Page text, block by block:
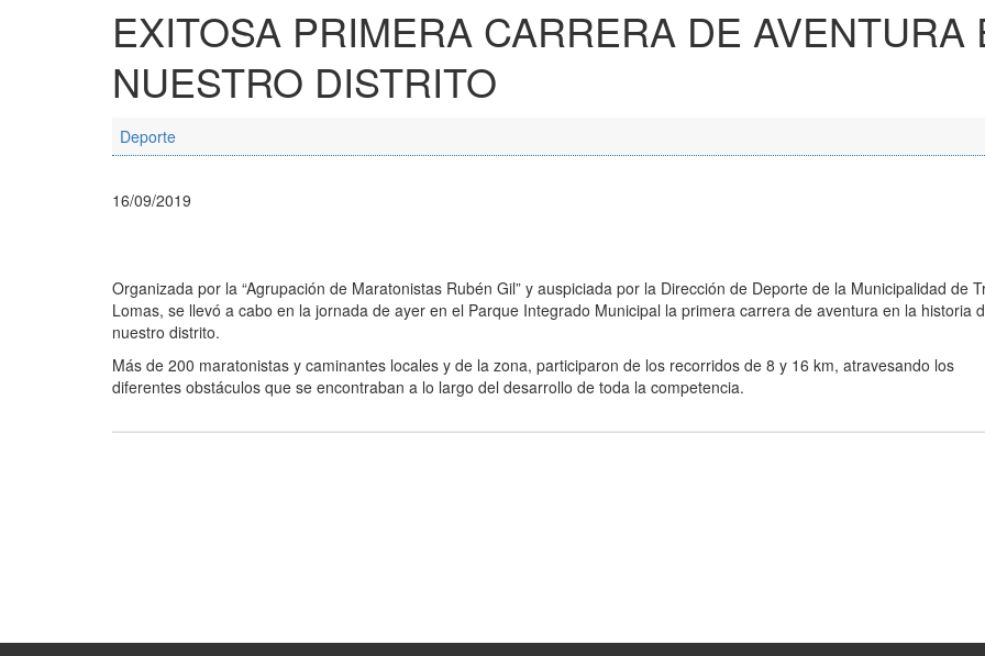
EXITOSA PRIMERA CARRERA DE AVENTURA
NUESTRO DISTRITO
Deporte
16/09/2019
Organizada por la “Agrupación de Maratonistas Rubén Gil” y auspiciada por la Dirección de Deporte de la Municipalidad de
Lomas, se llevó a cabo en la jornada de ayer en el Parque Integrado Municipal la primera carrera de aventura en la historia
nuestro distrito.
Más de 200 maratonistas y caminantes locales y de la zona, participaron de los recorridos de 8 y 16 km, atravesando los
diferentes obstáculos que se encontraban a lo largo del desarrollo de toda la competencia.